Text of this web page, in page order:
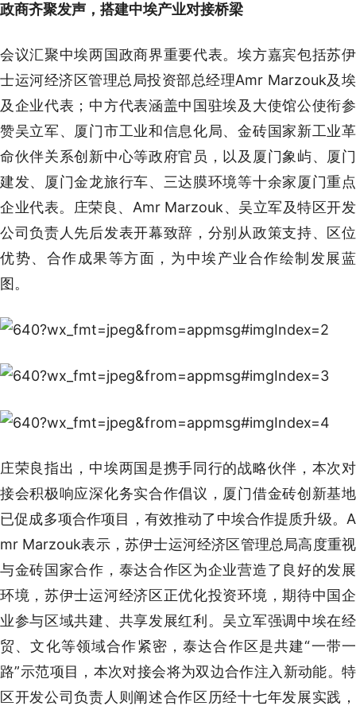
政商齐聚发声，搭建中埃产业对接桥梁
会议汇聚中埃两国政商界重要代表。埃方嘉宾包括苏伊
士运河经济区管理总局投资部总经理Amr Marzouk及埃
及企业代表；中方代表涵盖中国驻埃及大使馆公使衔参
赞吴立军、厦门市工业和信息化局、金砖国家新工业革
命伙伴关系创新中心等政府官员，以及厦门象屿、厦门
建发、厦门金龙旅行车、三达膜环境等十余家厦门重点
企业代表。庄荣良、Amr Marzouk、吴立军及特区开发
公司负责人先后发表开幕致辞，分别从政策支持、区位
优势、合作成果等方面，为中埃产业合作绘制发展蓝
图。
庄荣良指出，中埃两国是携手同行的战略伙伴，本次对
接会积极响应深化务实合作倡议，厦门借金砖创新基地
已促成多项合作项目，有效推动了中埃合作提质升级。A
mr Marzouk表示，苏伊士运河经济区管理总局高度重视
与金砖国家合作，泰达合作区为企业营造了良好的发展
环境，苏伊士运河经济区正优化投资环境，期待中国企
业参与区域共建、共享发展红利。吴立军强调中埃在经
贸、文化等领域合作紧密，泰达合作区是共建“一带一
路”示范项目，本次对接会将为双边合作注入新动能。特
区开发公司负责人则阐述合作区历经十七年发展实践，